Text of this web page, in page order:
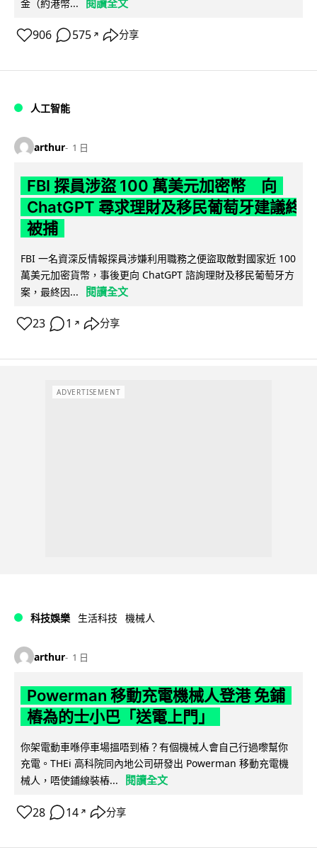
金（約港幣...
閱讀全文
906 575 ↗ 分享
人工智能
arthur 1 日
FBI 探員涉盜 100 萬美元加密幣 向
ChatGPT 尋求理財及移民葡萄牙建議終
被捕
FBI 一名資深反情報探員涉嫌利用職務之便盜取敵對國家近 100
萬美元加密貨幣，事後更向 ChatGPT 諮詢理財及移民葡萄牙方
案，最終因...
閱讀全文
23 1 ↗ 分享
ADVERTISEMENT
科技娛樂 生活科技 機械人
arthur 1 日
Powerman 移動充電機械人登港 免鋪
樁為的士小巴「送電上門」
你架電動車喺停車場搵唔到樁？有個機械人會自己行過嚟幫你
充電。THEi 高科院同內地公司研發出 Powerman 移動充電機
械人，唔使鋪線裝樁...
閱讀全文
28 14 ↗ 分享